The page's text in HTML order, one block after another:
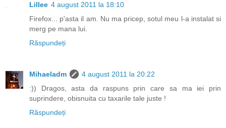
Lillee 4 august 2011 la 18:10
Firefox... p'asta il am. Nu ma pricep, sotul meu l-a instalat si
merg pe mana lui.
Răspundeți
Mihaeladm
4 august 2011 la 20:22
:)) Dragos, asta da raspuns prin care sa ma iei prin
suprindere, obisnuita cu taxarile tale juste !
Răspundeți